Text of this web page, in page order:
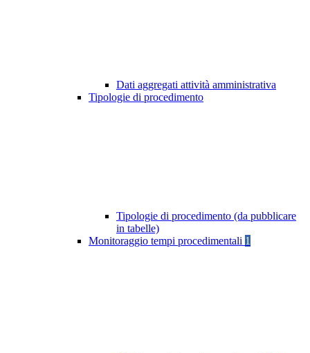
Dati aggregati attività amministrativa
Tipologie di procedimento
Tipologie di procedimento (da pubblicare
in tabelle)
Monitoraggio tempi procedimentali 1